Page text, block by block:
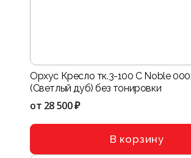
Орхус Кресло тк.3-100 C Noble
(Светлый дуб) без тонировки
от 28 500 ₽
В корзину